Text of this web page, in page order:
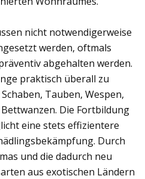
nicht notwendigerweise
werden, oftmals
abgehalten werden.
praktisch überall zu
Tauben, Wespen,
Die Fortbildung
eine stets effizientere
Durch
und die dadurch neu
aus exotischen Ländern